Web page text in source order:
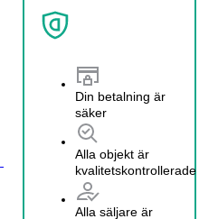
Din betalning är
säker
Alla objekt är
kvalitetskontrollerade
Alla säljare är